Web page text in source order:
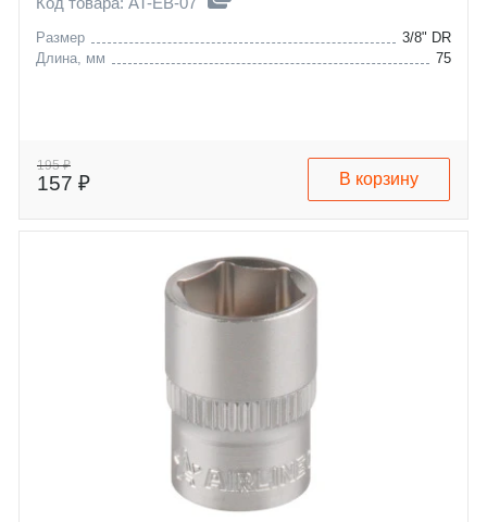
Размер
3/8" DR
Длина, мм
75
195 ₽
157 ₽ В корзину